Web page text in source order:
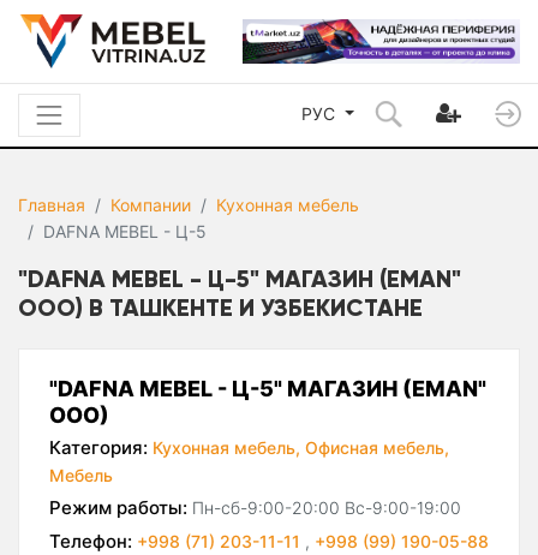
РУС
Главная Компании
Кухонная мебель
DAFNA MEBEL - Ц-5
"DAFNA MEBEL - Ц-5" МАГАЗИН (EMAN"
ООО) В ТАШКЕНТЕ И УЗБЕКИСТАНЕ
"DAFNA MEBEL - Ц-5" МАГАЗИН (EMAN"
ООО)
Категория: Кухонная мебель, Офисная мебель,
Мебель
Режим работы: Пн-сб-9:00-20:00 Вс-9:00-19:00
Телефон: +998 (71) 203-11-11 , +998 (99) 190-05-88